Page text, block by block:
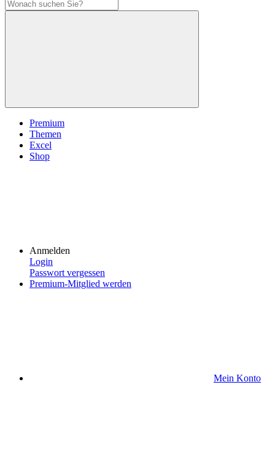
Premium
Themen
Excel
Shop
Anmelden
Login
Passwort vergessen
Premium-Mitglied werden
Mein Konto